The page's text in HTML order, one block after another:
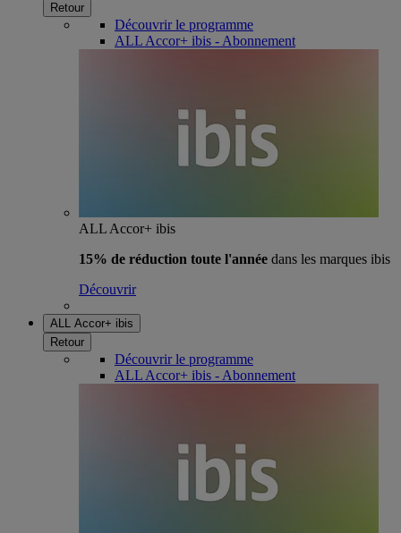
Retour
Découvrir le programme
ALL Accor+ ibis - Abonnement
ALL Accor+ ibis
15% de réduction toute l'année dans les marques ibis
Découvrir
ALL Accor+ ibis
Retour
Découvrir le programme
ALL Accor+ ibis - Abonnement